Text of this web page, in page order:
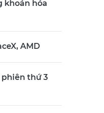
khoán hóa
AMD
thứ 3